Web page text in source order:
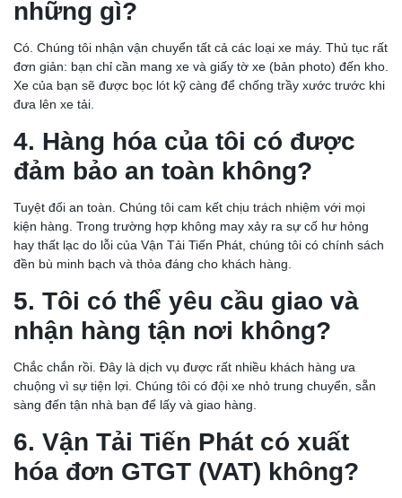
những gì?
Có. Chúng tôi nhận vận chuyển tất cả các loại xe máy. Thủ tục rất
đơn giản: bạn chỉ cần mang xe và giấy tờ xe (bản photo) đến kho.
Xe của bạn sẽ được bọc lót kỹ càng để chống trầy xước trước khi
đưa lên xe tải.
4. Hàng hóa của tôi có được
đảm bảo an toàn không?
Tuyệt đối an toàn. Chúng tôi cam kết chịu trách nhiệm với mọi
kiện hàng. Trong trường hợp không may xảy ra sự cố hư hỏng
hay thất lạc do lỗi của Vận Tải Tiến Phát, chúng tôi có chính sách
đền bù minh bạch và thỏa đáng cho khách hàng.
5. Tôi có thể yêu cầu giao và
nhận hàng tận nơi không?
Chắc chắn rồi. Đây là dịch vụ được rất nhiều khách hàng ưa
chuộng vì sự tiện lợi. Chúng tôi có đội xe nhỏ trung chuyển, sẵn
sàng đến tận nhà bạn để lấy và giao hàng.
6. Vận Tải Tiến Phát có xuất
hóa đơn GTGT (VAT) không?
VẬN CHUYỂN HÀNG HÓA CẦN THƠ ĐI HỒ CHÍ MINH BỞI
CHÀNH XE TIẾN PHÁT